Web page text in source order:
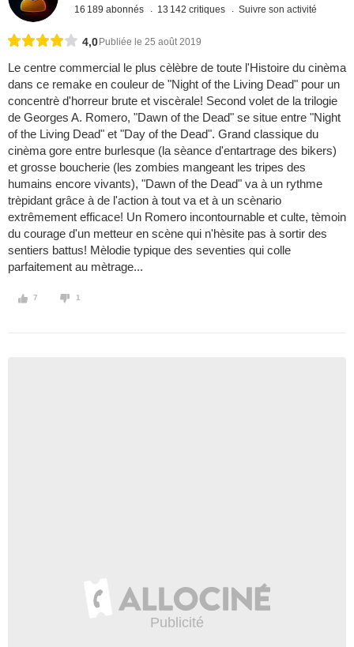
16 189 abonnés 13 142 critiques Suivre son activité
4,0 Publiée le 25 août 2019
Le centre commercial le plus cèlèbre de toute l'Histoire du cinèma
dans ce remake en couleur de "Night of the Living Dead" pour un
concentrè d'horreur brute et viscèrale! Second volet de la trilogie
de Georges A. Romero, "Dawn of the Dead" se situe entre "Night
of the Living Dead" et "Day of the Dead". Grand classique du
cinèma gore entre burlesque (la sèance d'entartrage des bikers)
et grosse boucherie (les zombies mangeant les tripes des
humains encore vivants), "Dawn of the Dead" va à un rythme
trèpidant grâce à de l'action à tout va et à un scènario
extrêmement efficace! Un Romero incontournable et culte, tèmoin
du courage d'un metteur en scène qui n'hèsite pas à sortir des
sentiers battus! Mèlodie typique des seventies qui colle
parfaitement au mètrage...
7 1